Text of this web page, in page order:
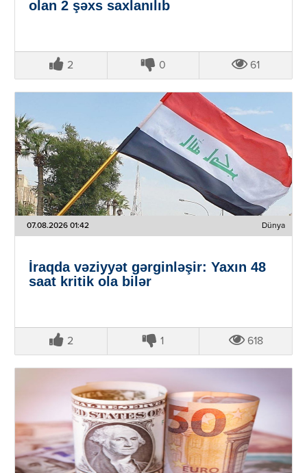
olan 2 şəxs saxlanılıb
2 0 61
07.08.2026 01:42 Dünya
İraqda vəziyyət gərginləşir: Yaxın 48
saat kritik ola bilər
2 1 618